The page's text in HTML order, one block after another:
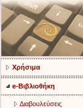
Χρήσιμα
e-Βιβλιοθήκη
Διαβουλεύσεις